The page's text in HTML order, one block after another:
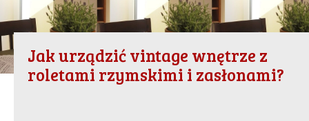
Jak urządzić vintage wnętrze z
roletami rzymskimi i zasłonami?